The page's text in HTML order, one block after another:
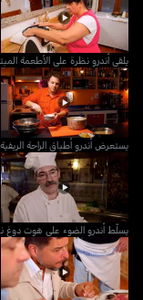
يلقي أندرو نظرة على الأطعمة
يستعرض أندرو أطباق الراحة
يسلّط أندرو الضوء على هوت دوغ